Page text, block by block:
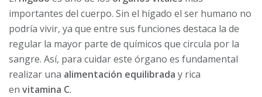
importantes del cuerpo. Sin el hígado el ser humano no
podría vivir, ya que entre sus funciones destaca la de
regular la mayor parte de químicos que circula por la
sangre. Así, para cuidar este órgano es fundamental
realizar una alimentación equilibrada y rica
en vitamina C.